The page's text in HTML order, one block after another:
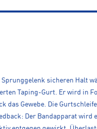
sicheren Halt
Taping-Gurt. Er wird in
das Gewebe. Die
Der Bandapparat